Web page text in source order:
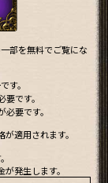
部を無料でご覧にな
す。
要です。
必要です。
適用されます。
発生します。